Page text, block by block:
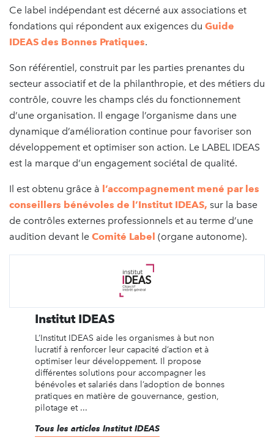
Ce label indépendant est décerné aux associations et
fondations qui répondent aux exigences du Guide
IDEAS des Bonnes Pratiques.
Son référentiel, construit par les parties prenantes du
secteur associatif et de la philanthropie, et des métiers du
contrôle, couvre les champs clés du fonctionnement
d’une organisation. Il engage l’organisme dans une
dynamique d’amélioration continue pour favoriser son
développement et optimiser son action. Le LABEL IDEAS
est la marque d’un engagement sociétal de qualité.
Il est obtenu grâce à l’accompagnement mené par les
conseillers bénévoles de l’Institut IDEAS, sur la base
de contrôles externes professionnels et au terme d’une
audition devant le Comité Label (organe autonome).
Institut IDEAS
L’Institut IDEAS aide les organismes à but non
lucratif à renforcer leur capacité d’action et à
optimiser leur développement. Il propose
différentes solutions pour accompagner les
bénévoles et salariés dans l’adoption de bonnes
pratiques en matière de gouvernance, gestion,
pilotage et ...
Tous les articles Institut IDEAS